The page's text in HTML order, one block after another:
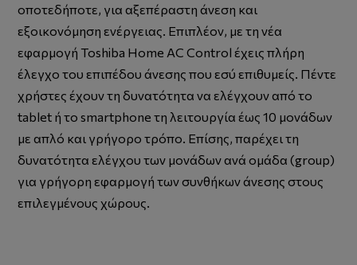
οποτεδήποτε, για αξεπέραστη άνεση και
εξοικονόμηση ενέργειας. Επιπλέον, με τη νέα
εφαρμογή Toshiba Home AC Control έχεις πλήρη
έλεγχο του επιπέδου άνεσης που εσύ επιθυμείς. Πέντε
χρήστες έχουν τη δυνατότητα να ελέγχουν από το
tablet ή το smartphone τη λειτουργία έως 10 μονάδων
με απλό και γρήγορο τρόπο. Επίσης, παρέχει τη
δυνατότητα ελέγχου των μονάδων ανά ομάδα (group)
για γρήγορη εφαρμογή των συνθήκων άνεσης στους
επιλεγμένους χώρους.